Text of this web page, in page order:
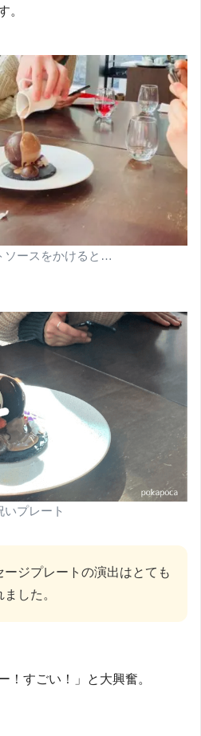
。
ソースをかけると…
いプレート
ージプレートの演出はとても
した。
！すごい！」と大興奮。